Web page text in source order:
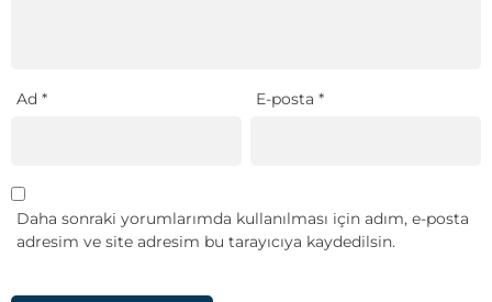
Ad * E-posta*
Daha sonraki yorumlarımda kullanılması için adım, e-posta
adresim ve site adresim bu tarayıcıya kaydedilsin.